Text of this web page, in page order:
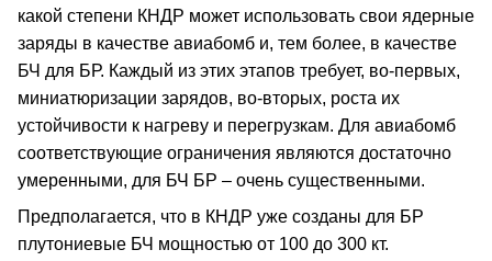
какой степени КНДР может использовать свои ядерные
заряды в качестве авиабомб и, тем более, в качестве
БЧ для БР. Каждый из этих этапов требует, во-первых,
миниатюризации зарядов, во-вторых, роста их
устойчивости к нагреву и перегрузкам. Для авиабомб
соответствующие ограничения являются достаточно
умеренными, для БЧ БР – очень существенными.
Предполагается, что в КНДР уже созданы для БР
плутониевые БЧ мощностью от 100 до 300 кт.